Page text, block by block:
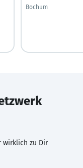
Bochum
wirklich zu Dir